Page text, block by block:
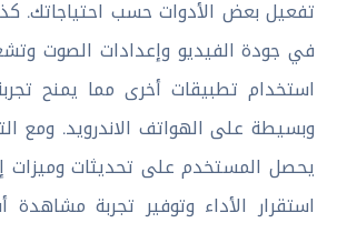
تفعيل بعض الأدوات حسب احتياجاتك.
في جودة الفيديو وإعدادات الصوت
استخدام تطبيقات أخرى مما يمنح
وبسيطة على الهواتف الاندرويد. ومع
يحصل المستخدم على تحديثات وميزات
استقرار الأداء وتوفير تجربة مشاهدة